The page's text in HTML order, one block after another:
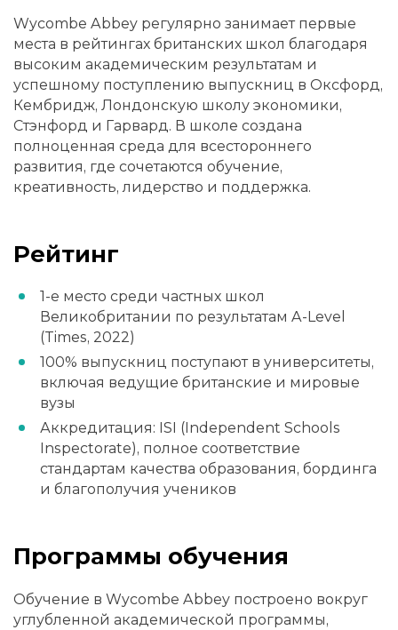
Wycombe Abbey регулярно занимает первые
места в рейтингах британских школ благодаря
высоким академическим результатам и
успешному поступлению выпускниц в Оксфорд,
Кембридж, Лондонскую школу экономики,
Стэнфорд и Гарвард. В школе создана
полноценная среда для всестороннего
развития, где сочетаются обучение,
креативность, лидерство и поддержка.
Рейтинг
1-е место среди частных школ
Великобритании по результатам A-Level
(Times, 2022)
100% выпускниц поступают в университеты,
включая ведущие британские и мировые
вузы
Аккредитация: ISI (Independent Schools
Inspectorate), полное соответствие
стандартам качества образования, бординга
и благополучия учеников
Программы обучения
Обучение в Wycombe Abbey построено вокруг
углубленной академической программы,